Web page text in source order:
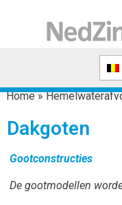
Home»
Dakgoten
Gootconstructies
De gootmodellen